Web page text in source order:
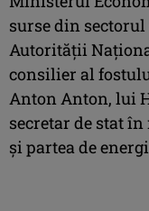
surse din
Autorităţii
consilier al
Anton Anton, lui
secretar de stat
şi partea de